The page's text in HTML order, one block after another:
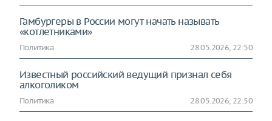
Гамбургеры в России могут начать называть
«котлетниками»
Политика 28.05.2026, 22:50
Известный российский ведущий признал себя
алкоголиком
Политика 28.05.2026, 22:50